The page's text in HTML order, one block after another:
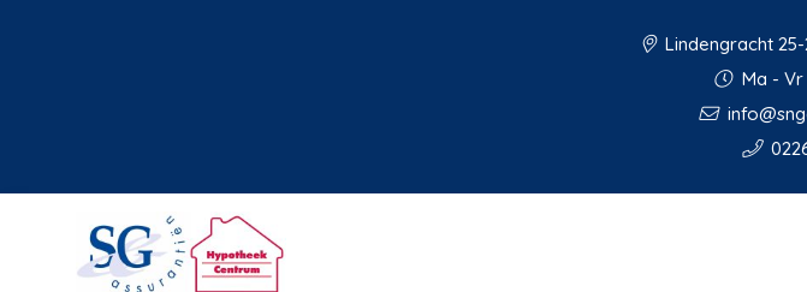
Lindengracht 25-
Ma - Vr